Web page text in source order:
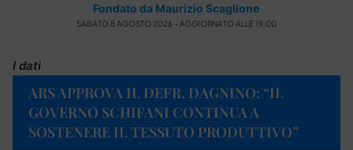
Fondato da Maurizio Scaglione
SABATO 8 AGOSTO 2026 - AGGIORNATO ALLE 19:00
I dati
ARS APPROVA IL DEFR, DAGNINO: “IL
GOVERNO SCHIFANI CONTINUA A
SOSTENERE IL TESSUTO PRODUTTIVO”